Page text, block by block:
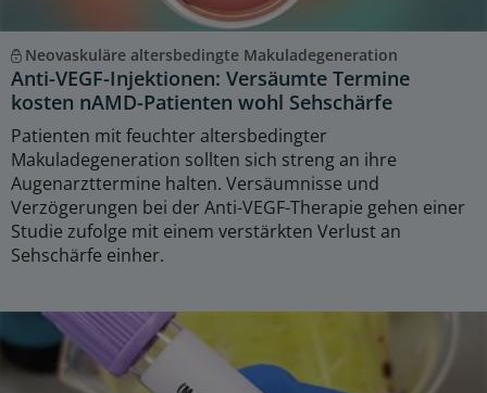
Neovaskuläre altersbedingte Makuladegeneration
Anti-VEGF-Injektionen: Versäumte Termine
kosten nAMD-Patienten wohl Sehschärfe
Patienten mit feuchter altersbedingter
Makuladegeneration sollten sich streng an ihre
Augenarzttermine halten. Versäumnisse und
Verzögerungen bei der Anti-VEGF-Therapie gehen einer
Studie zufolge mit einem verstärkten Verlust an
Sehschärfe einher.